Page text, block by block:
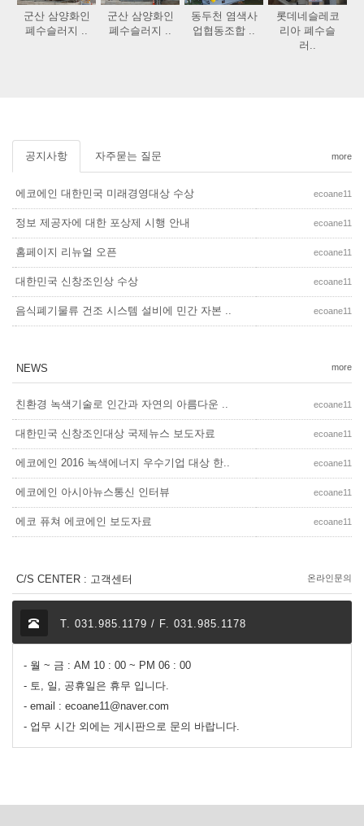
군산 삼양화인
폐수슬러지 ..
군산 삼양화인
폐수슬러지 ..
동두천 염색사
업협동조합 ..
롯데네슬레코
리아 폐수슬
러..
공지사항 자주묻는 질문 more
에코에인 대한민국 미래경영대상 수상 ecoane11
정보 제공자에 대한 포상제 시행 안내 ecoane11
홈페이지 리뉴얼 오픈 ecoane11
대한민국 신창조인상 수상 ecoane11
음식폐기물류 건조 시스템 설비에 민간 자본 .. ecoane11
NEWS more
친환경 녹색기술로 인간과 자연의 아름다운 .. ecoane11
대한민국 신창조인대상 국제뉴스 보도자료 ecoane11
에코에인 2016 녹색에너지 우수기업 대상 한.. ecoane11
에코에인 아시아뉴스통신 인터뷰 ecoane11
에코 퓨쳐 에코에인 보도자료 ecoane11
C/S CENTER : 고객센터 온라인문의
T. 031.985.1179 / F. 031.985.1178
- 월 ~ 금 : AM 10 : 00 ~ PM 06 : 00
- 토, 일, 공휴일은 휴무 입니다.
- email : ecoane11@naver.com
- 업무 시간 외에는 게시판으로 문의 바랍니다.